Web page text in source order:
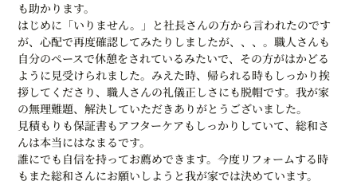
も助かります。
はじめに「いりません。」と社長さんの方から言われたのです
が、心配で再度確認してみたりしましたが、、、。職人さんも
自分のペースで休憩をされているみたいで、その方がはかどる
ように見受けられました。みえた時、帰られる時もしっかり挨
拶してくださり、職人さんの礼儀正しさにも脱帽です。我が家
の無理難題、解決していただきありがとうございました。
見積もりも保証書もアフターケアもしっかりしていて、総和さ
んは本当にはなまるです。
誰にでも自信を持ってお薦めできます。今度リフォームする時
もまた総和さんにお願いしようと我が家では決めています。